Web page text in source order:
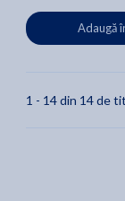
Adaugă
1 - 14 din 14 de